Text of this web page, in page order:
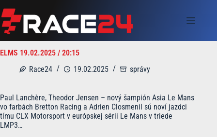
to
content
ELMS 19.02.2025 / 20:15
Race24
19.02.2025 správy
Paul Lanchère, Theodor Jensen – nový šampión Asia Le Mans
vo farbách Bretton Racing a Adrien Closmenil sú noví jazdci
tímu CLX Motorsport v európskej sérii Le Mans v triede
LMP3…